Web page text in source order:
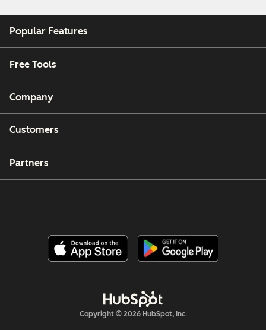
Popular Features
Free Tools
Company
Customers
Partners
Copyright © 2026 HubSpot, Inc.